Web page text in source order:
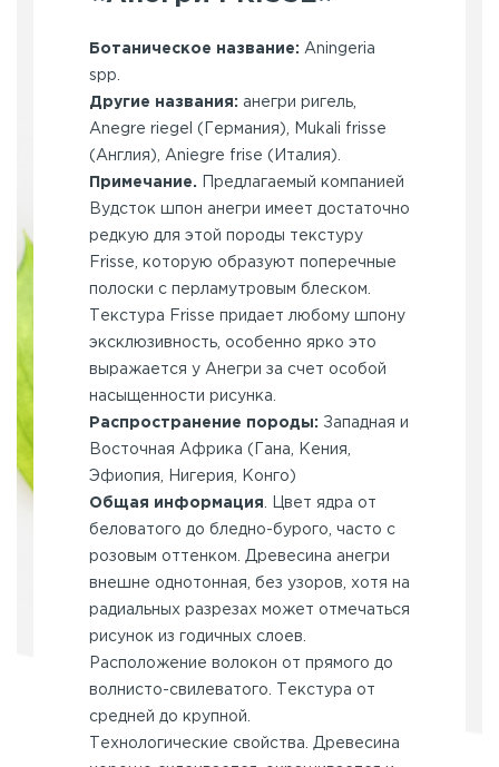
Ботаническое название: Aningeria
spp.
Другие названия: анегри ригель,
Anegre riegel (Германия), Mukali frisse
(Англия), Aniegre frise (Италия).
Примечание. Предлагаемый компанией
Вудсток шпон анегри имеет достаточно
редкую для этой породы текстуру
Frisse, которую образуют поперечные
полоски с перламутровым блеском.
Текстура Frisse придает любому шпону
эксклюзивность, особенно ярко это
выражается у Анегри за счет особой
насыщенности рисунка.
Распространение породы: Западная и
Восточная Африка (Гана, Кения,
Эфиопия, Нигерия, Конго)
Общая информация . Цвет ядра от
беловатого до бледно-бурого, часто с
розовым оттенком. Древесина анегри
внешне однотонная, без узоров, хотя на
радиальных разрезах может отмечаться
рисунок из годичных слоев.
Расположение волокон от прямого до
волнисто-свилеватого. Текстура от
средней до крупной.
Технологические свойства. Древесина